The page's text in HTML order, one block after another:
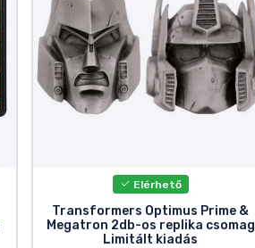
Elérhető
Transformers Optimus Prime &
Megatron 2db-os replika csomag
Limitált kiadás